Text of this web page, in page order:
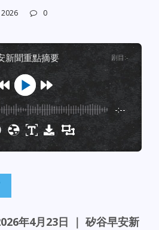
0
新聞重點摘要 剧目 :-
-:--
年4月23日 ｜ 矽谷早安新